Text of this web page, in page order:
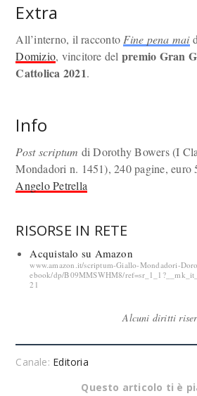
Extra
All’interno, il racconto Fine pena mai
Domizio, vincitore del premio Gran
Cattolica 2021.
Info
Post scriptum di Dorothy Bowers (I
Mondadori n. 1451), 240 pagine, euro
Angelo Petrella
RISORSE IN RETE
Acquistalo su Amazon
www.amazon.it/scriptum-Giallo-Mondadori-
ebook/dp/B09MMSWHM8/
21
Alcuni diritti
Canale: Editoria
Questo articolo ti è